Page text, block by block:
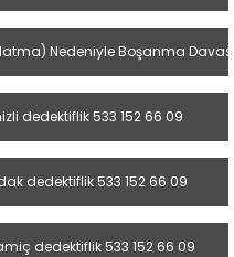
Nedeniyle Boşanma Davası
dedektiflik 533 152 66 09
dedektiflik 533 152 66 09
dedektiflik 533 152 66 09